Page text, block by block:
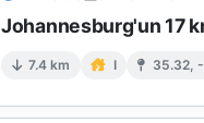
Johannesburg'un 17
7.4 km I 35.32, -